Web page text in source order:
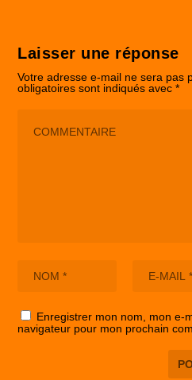
Laisser une réponse
Votre adresse e-mail ne sera pas
obligatoires sont indiqués avec*
Enregistrer mon nom, mon e-
navigateur pour mon prochain